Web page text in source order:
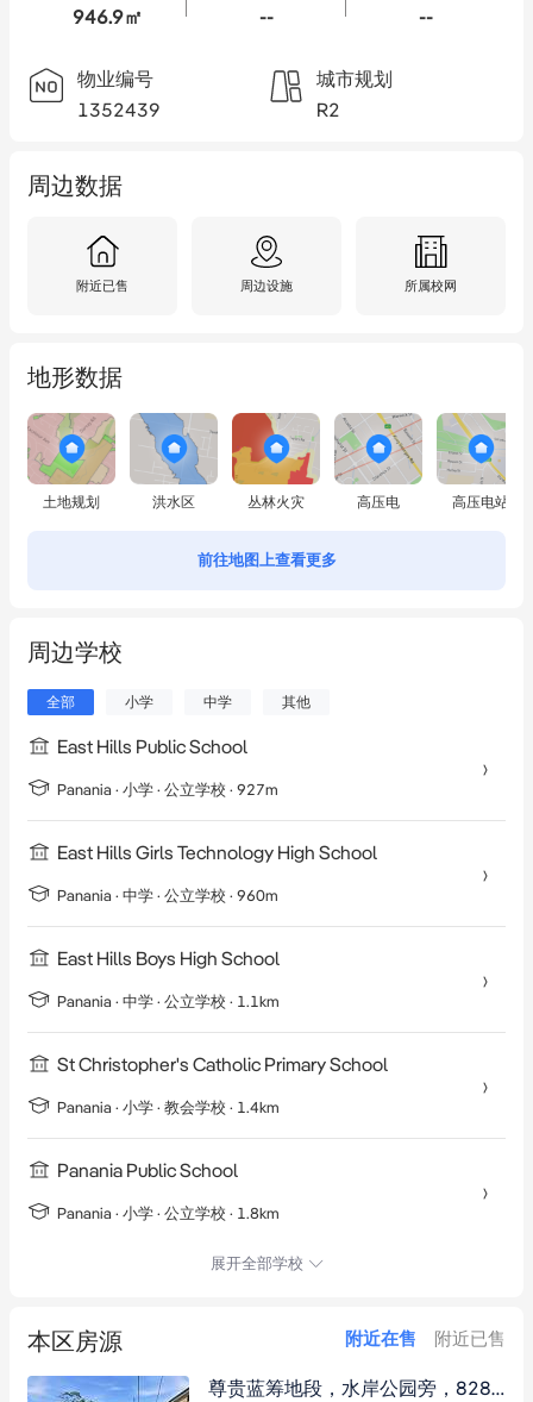
946.9㎡
--
--
物业编号
1352439
城市规划
R2
周边数据
附近已售 周边设施 所属校网
地形数据
土地规划 洪水区 丛林火灾 高压电 高压电站
前往地图上查看更多
周边学校
全部 小学 中学 其他
East Hills Public School
Panania · 小学 · 公立学校 · 927m
East Hills Girls Technology High School
Panania · 中学 · 公立学校 · 960m
East Hills Boys High School
Panania · 中学 · 公立学校 · 1.1km
St Christopher's Catholic Primary School
Panania · 小学 · 教会学校 · 1.4km
Panania Public School
Panania · 小学 · 公立学校 · 1.8km
展开全部学校
本区房源 附近在售 附近已售
尊贵蓝筹地段，水岸公园旁，828平米方正土地，优雅双砖别墅，四卧三厅双阳台，中央空调，极致娱乐天堂。